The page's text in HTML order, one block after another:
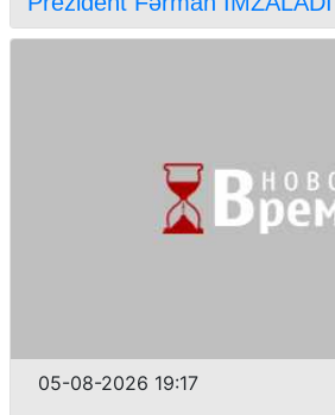
05-08-2026 19:17